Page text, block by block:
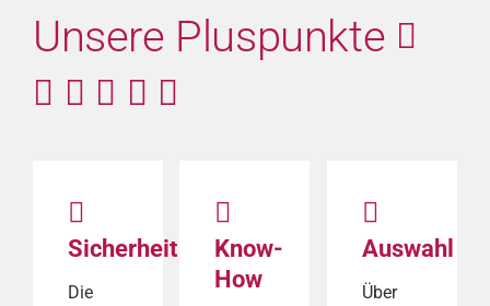
Unsere Pluspunkte
Sicherheit
Die
Know-
How
Auswahl
Über